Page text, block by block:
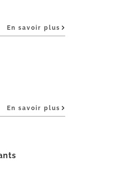
En savoir plus
En savoir plus